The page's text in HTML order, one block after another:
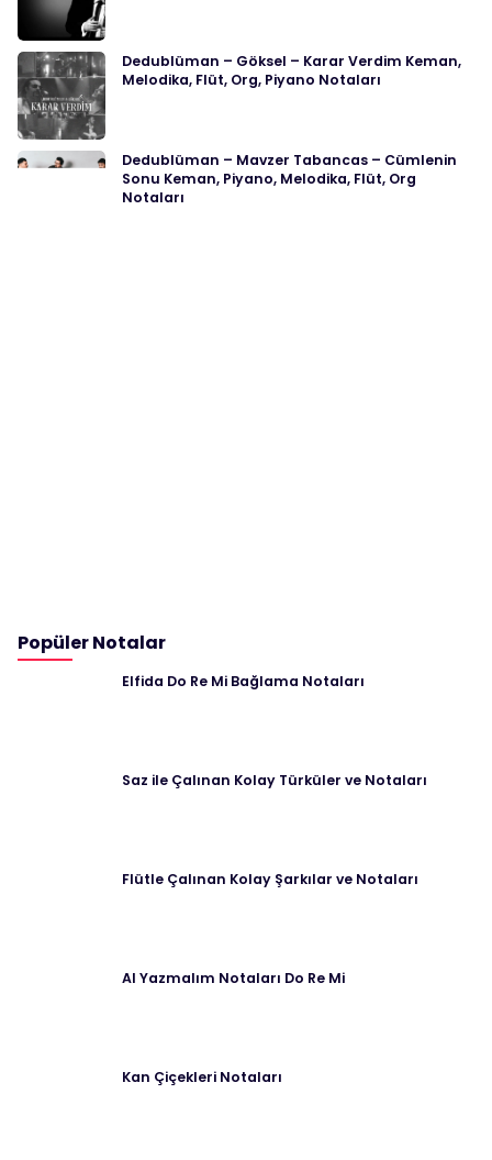
Dedublüman – Göksel – Karar Verdim Keman,
Melodika, Flüt, Org, Piyano Notaları
Dedublüman – Mavzer Tabancas – Cümlenin
Sonu Keman, Piyano, Melodika, Flüt, Org
Notaları
Popüler Notalar
Elfida Do Re Mi Bağlama Notaları
Saz ile Çalınan Kolay Türküler ve Notaları
Flütle Çalınan Kolay Şarkılar ve Notaları
Al Yazmalım Notaları Do Re Mi
Kan Çiçekleri Notaları